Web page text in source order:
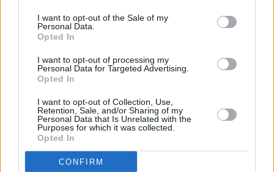
I want to opt-out of the Sale of my
Personal Data.
Opted In
I want to opt-out of processing my
Personal Data for Targeted Advertising.
Opted In
I want to opt-out of Collection, Use,
Retention, Sale, and/or Sharing of my
Personal Data that Is Unrelated with the
Purposes for which it was collected.
Opted In
CONFIRM